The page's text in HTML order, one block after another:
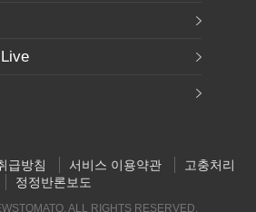
급방침 서비스 이용약관
고충처리
정정반론보도
ALL RIGHTS RESERVED.